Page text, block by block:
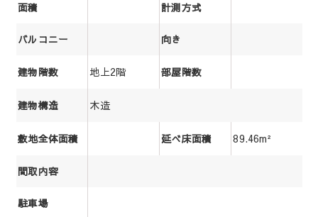
面積 計測方式
バルコニー 向き
建物階数 地上2階 部屋階数
建物構造 木造
敷地全体面積 延べ床面積 89.46m²
間取内容
駐車場